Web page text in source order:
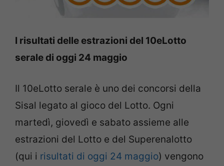
I risultati delle estrazioni del 10eLotto
serale di oggi 24 maggio
Il 10eLotto serale è uno dei concorsi della
Sisal legato al gioco del Lotto. Ogni
martedì, giovedì e sabato assieme alle
estrazioni del Lotto e del Superenalotto
(qui i risultati di oggi 24 maggio) vengono